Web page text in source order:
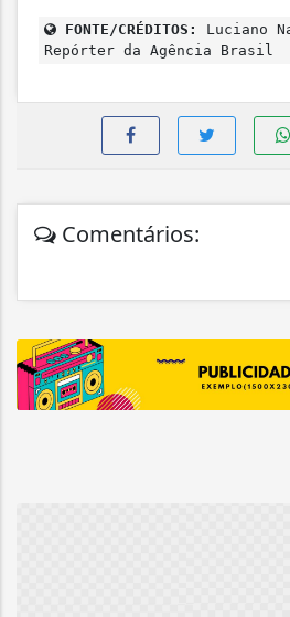
FONTE/CRÉDITOS:
Luciano
Repórter da Agência Brasil
Comentários: